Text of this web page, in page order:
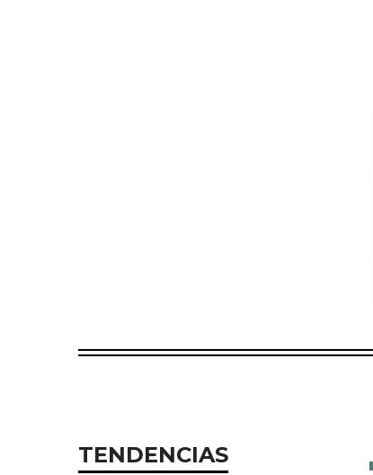
TENDENCIAS